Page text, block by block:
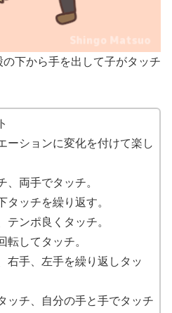
下から手を出して子がタッチ
ーションに変化を付けて楽し
、両手でタッチ。
タッチを繰り返す。
テンポ良くタッチ。
転してタッチ。
右手、左手を繰り返しタッ
ッチ、自分の手と手でタッチ